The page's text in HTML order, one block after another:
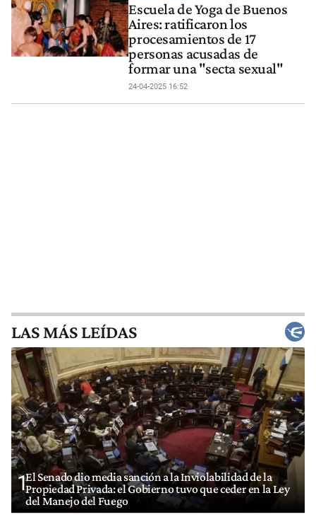
Escuela de Yoga de Buenos
Aires: ratificaron los
procesamientos de 17
personas acusadas de
formar una "secta sexual"
24-04-2025 16:52
LAS MÁS LEÍDAS
1El Senado dio media sanción a la Inviolabilidad de la
Propiedad Privada: el Gobierno tuvo que ceder en la Ley
del Manejo del Fuego